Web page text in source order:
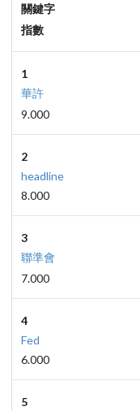
關鍵字
指數
1
華許
9.000
2
headline
8.000
3
聯準會
7.000
4
Fed
6.000
5